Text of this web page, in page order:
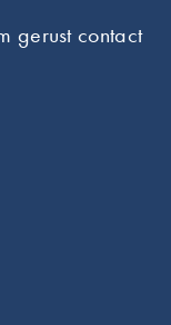
gerust contact